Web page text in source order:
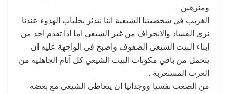
ومنزهين ..
الغريب في شخصيتنا الشيعية اننا نتدثر بجلباب الهدوء عندنا
نرى الفساد والانحراف من غير الشيعي اما اذا تقدم احد من
ابناء البيت الشيعي الصفوف واصبح في الواجهة عليه ان
يتحمل من باقي مكونات البيت الشيعي كل آثام الجاهلية من
العرب المستعربة ..
من الصعب نفسيا ووجدانيا ان يتعاطى الشيعي مع بعضه